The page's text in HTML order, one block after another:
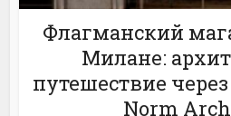
Флагманский
Милане:
путешествие
Norm